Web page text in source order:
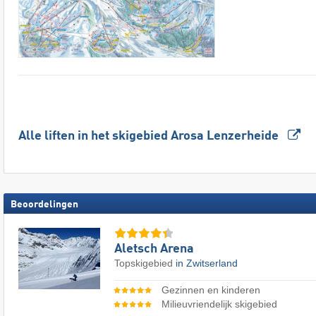
Alle liften in het skigebied Arosa Lenzerheide
Beoordelingen
Aletsch Arena
Topskigebied in Zwitserland
Gezinnen en kinderen
Milieuvriendelijk skigebied